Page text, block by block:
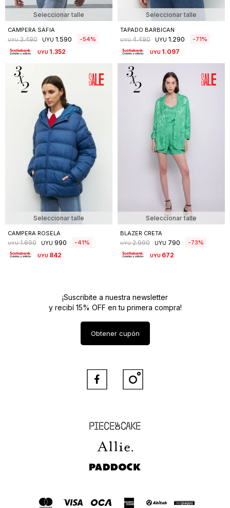
Seleccionar talle
CAMPERA SAFIA
UYU 3.490 UYU 1.590 54
UYU 1.352
Seleccionar talle
TAPADO BARBICAN
UYU 4.490 UYU 1.290 71
UYU 1.097
Seleccionar talle
CAMPERA ROSELA
UYU 1.690 UYU 990 41
UYU 842
Seleccionar talle
BLAZER CRETA
UYU 2.990 UYU 790 73
UYU 672
Piece of Cake
Allie
Paddock
¡Suscribite a nuestra newsletter
y recibí 15% OFF en tu primera compra!
Obtener cupón
 